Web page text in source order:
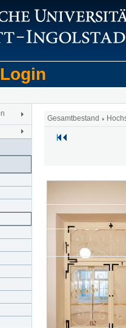
Login
Gesamtbestand